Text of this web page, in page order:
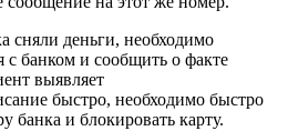
сняли деньги, необходимо
с банком и сообщить о факте
выявляет
быстро, необходимо быстро
банка и блокировать карту.